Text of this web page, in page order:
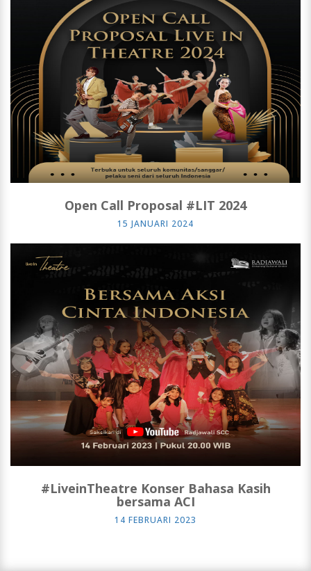
Open Call Proposal #LIT 2024
15 JANUARI 2024
#LiveinTheatre Konser Bahasa Kasih
bersama ACI
14 FEBRUARI 2023